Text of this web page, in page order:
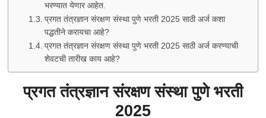
भरण्यात येणार आहेत.
प्रगत तंत्रज्ञान संरक्षण संस्था पुणे भरती 2025 साठी अर्ज कशा
पद्धतीने करायचा आहे?
प्रगत तंत्रज्ञान संरक्षण संस्था पुणे भरती 2025 साठी अर्ज करण्याची
शेवटची तारीख काय आहे?
प्रगत तंत्रज्ञान संरक्षण संस्था पुणे भरती
2025